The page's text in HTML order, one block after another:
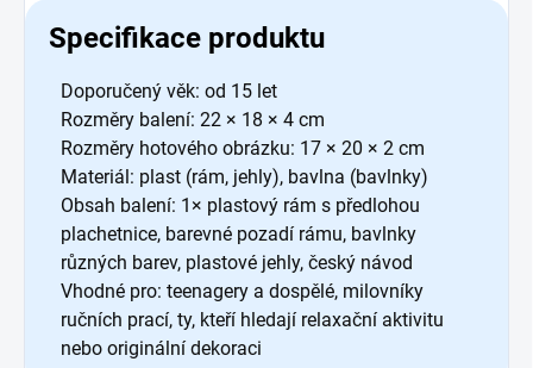
Specifikace produktu
Doporučený věk: od 15 let
Rozměry balení: 22 × 18 × 4 cm
Rozměry hotového obrázku: 17 × 20 × 2 cm
Materiál: plast (rám, jehly), bavlna (bavlnky)
Obsah balení: 1× plastový rám s předlohou
plachetnice, barevné pozadí rámu, bavlnky
různých barev, plastové jehly, český návod
Vhodné pro: teenagery a dospělé, milovníky
ručních prací, ty, kteří hledají relaxační aktivitu
nebo originální dekoraci